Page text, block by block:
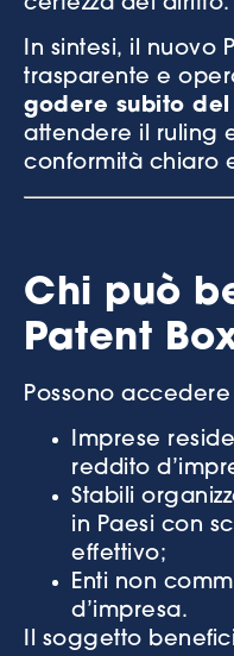
In sintesi, il nuovo
trasparente e
godere subito
attendere il ruling
conformità chiaro
Chi può
Patent
Possono
Imprese
reddito
Stabili
in Paesi con
effettivo;
Enti non
d’impresa.
Il soggetto